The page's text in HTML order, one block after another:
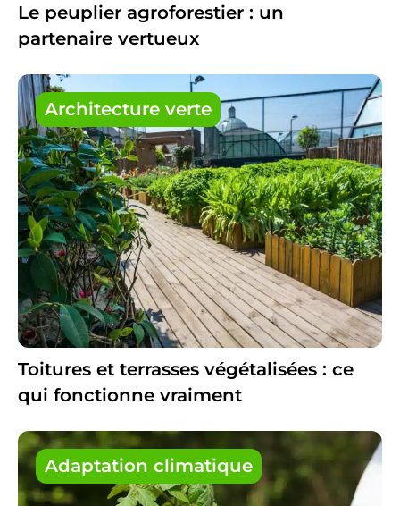
Le peuplier agroforestier : un
partenaire vertueux
Architecture verte
Toitures et terrasses végétalisées : ce
qui fonctionne vraiment
Adaptation climatique